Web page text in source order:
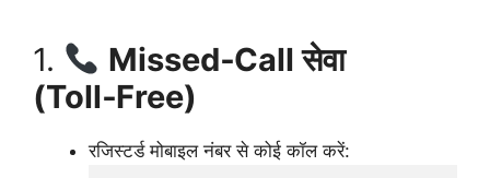
1.
Missed‑Call सेवा
(Toll‑Free)
रजिस्टर्ड मोबाइल नंबर से कोई कॉल करें: